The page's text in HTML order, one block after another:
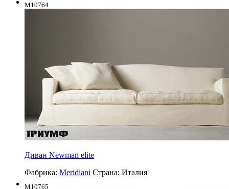
M10764
Диван Newman elite
Фабрика: Meridiani Страна: Италия
M10765